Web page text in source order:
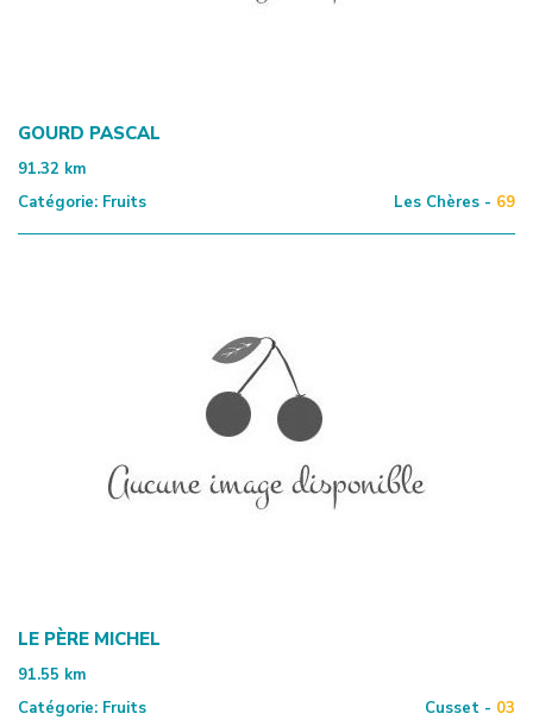
GOURD PASCAL
91.32 km
Catégorie: Fruits Les Chères - 69
LE PÈRE MICHEL
91.55 km
Catégorie: Fruits Cusset - 03